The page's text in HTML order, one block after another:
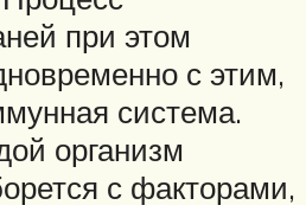
при этом
с этим,
система.
организм
с факторами,